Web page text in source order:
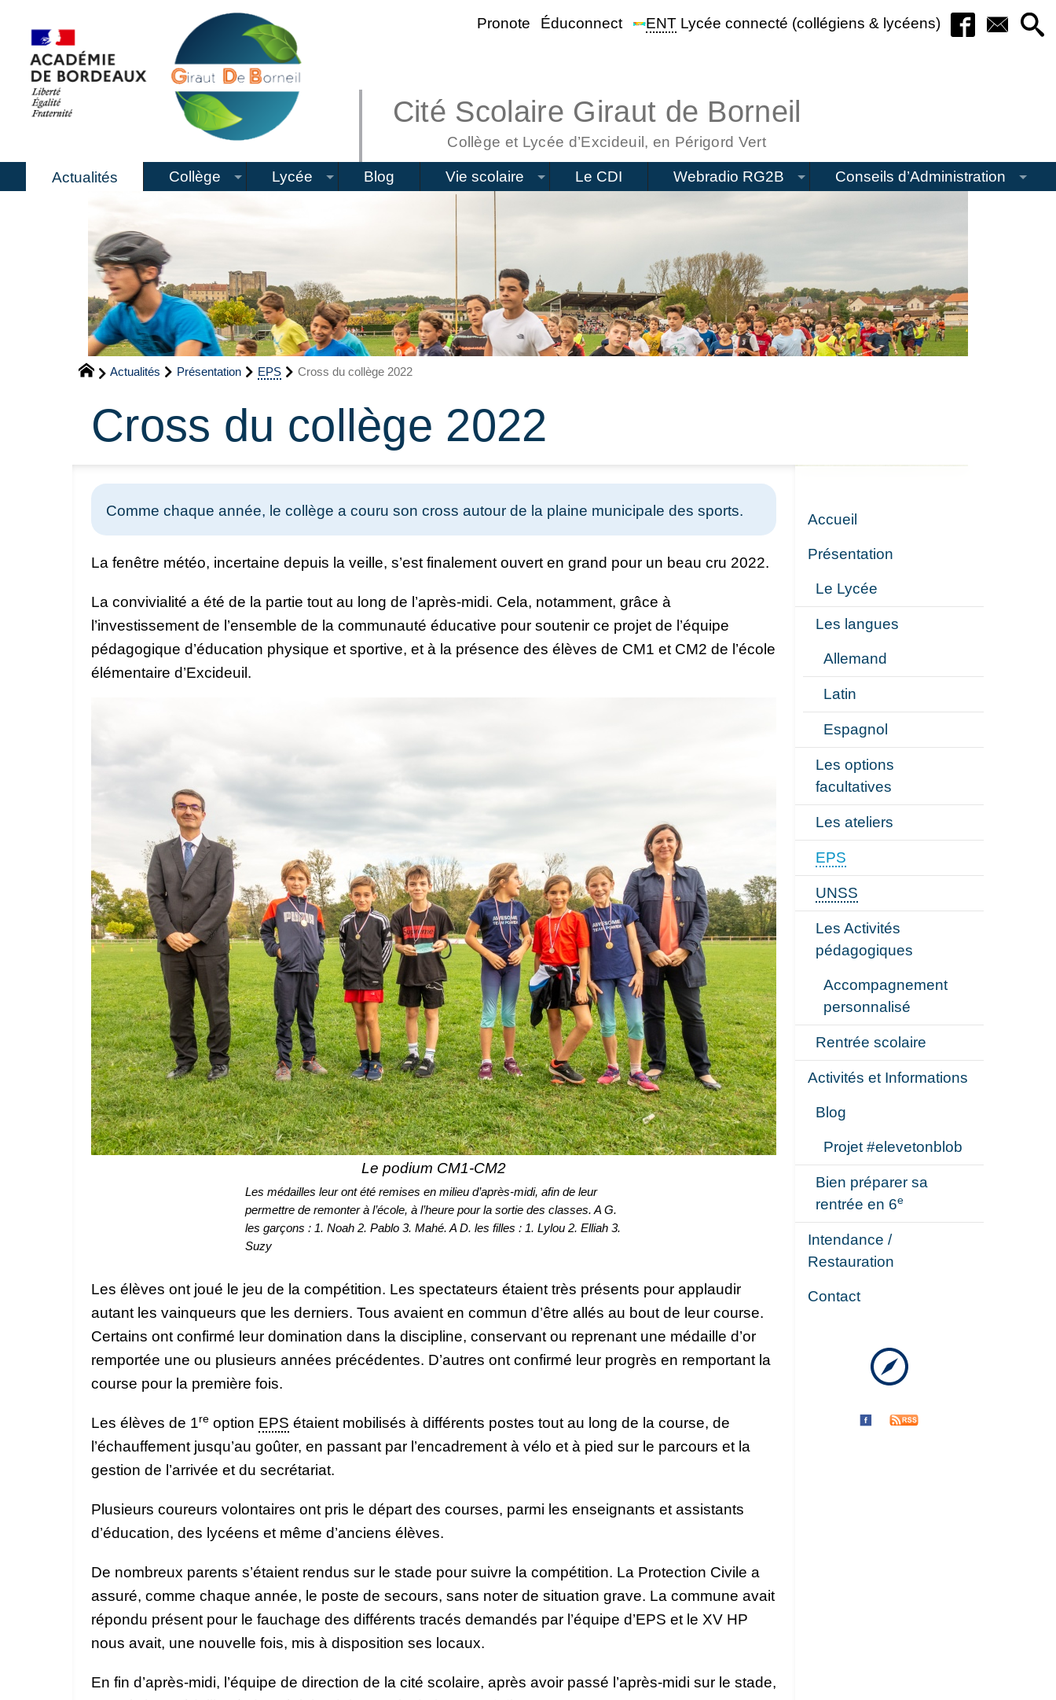
Pronote Éduconnect ENTLycée connecté (collégiens & lycéens)
Cité Scolaire Giraut de Borneil
Collège et Lycée d’Excideuil, en Périgord Vert
Actualités Collège Lycée Blog Vie scolaire Le CDI Webradio RG2B Conseils d’Administration
Actualités Présentation EPS Cross du collège 2022
Cross du collège 2022
Comme chaque année, le collège a couru son cross autour de la plaine municipale des sports.
La fenêtre météo, incertaine depuis la veille, s’est finalement ouvert en grand pour un beau cru 2022.
La convivialité a été de la partie tout au long de l’après-midi. Cela, notamment, grâce à
l’investissement de l’ensemble de la communauté éducative pour soutenir ce projet de l’équipe
pédagogique d’éducation physique et sportive, et à la présence des élèves de CM1 et CM2 de l’école
élémentaire d’Excideuil.
Le podium CM1-CM2
Les médailles leur ont été remises en milieu d’après-midi, afin de leur
permettre de remonter à l’école, à l’heure pour la sortie des classes. A G.
les garçons : 1. Noah 2. Pablo 3. Mahé. A D. les filles : 1. Lylou 2. Elliah 3.
Suzy
Les élèves ont joué le jeu de la compétition. Les spectateurs étaient très présents pour applaudir
autant les vainqueurs que les derniers. Tous avaient en commun d’être allés au bout de leur course.
Certains ont confirmé leur domination dans la discipline, conservant ou reprenant une médaille d’or
remportée une ou plusieurs années précédentes. D’autres ont confirmé leur progrès en remportant la
course pour la première fois.
Les élèves de 1re option EPS étaient mobilisés à différents postes tout au long de la course, de
l’échauffement jusqu’au goûter, en passant par l’encadrement à vélo et à pied sur le parcours et la
gestion de l’arrivée et du secrétariat.
Plusieurs coureurs volontaires ont pris le départ des courses, parmi les enseignants et assistants
d’éducation, des lycéens et même d’anciens élèves.
De nombreux parents s’étaient rendus sur le stade pour suivre la compétition. La Protection Civile a
assuré, comme chaque année, le poste de secours, sans noter de situation grave. La commune avait
répondu présent pour le fauchage des différents tracés demandés par l’équipe d’EPS et le XV HP
nous avait, une nouvelle fois, mis à disposition ses locaux.
En fin d’après-midi, l’équipe de direction de la cité scolaire, après avoir passé l’après-midi sur le stade,
Accueil
Présentation
Le Lycée
Les langues
Allemand
Latin
Espagnol
Les options
facultatives
Les ateliers
EPS
UNSS
Les Activités
pédagogiques
Accompagnement
personnalisé
Rentrée scolaire
Activités et Informations
Blog
Projet #elevetonblob
Bien préparer sa
rentrée en 6e
Intendance /
Restauration
Contact